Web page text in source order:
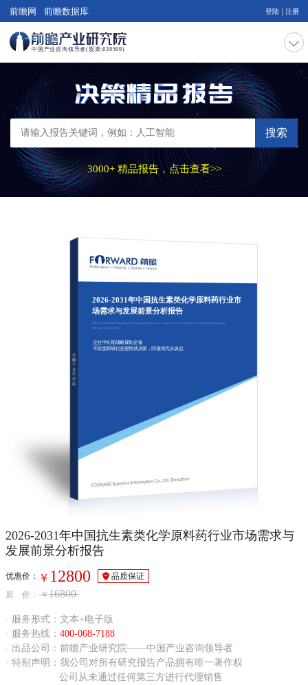
前瞻网 前瞻数据库 登陆 注册
搜索
3000+ 精品报告，点击查看>>
2026-2031年中国抗生素类化学原料药行业市
场需求与发展前景分析报告
Report of Market Demand and Prospect Analysis on China Antibiotics Chemical Raw Drug Materials
Industry(2026-2031)
企业中长期战略规划必备
不深度调研行业形势就决策，回报将无从谈起
2026-2031年中国抗生素类化学原料药行业市场需求与
发展前景分析报告
优惠价： ￥ 12800
品质保证
原 价： ￥16800
· 服务形式：文本+电子版
· 服务热线： 400-068-7188
· 出品公司：前瞻产业研究院——中国产业咨询领导者
· 特别声明：我公司对所有研究报告产品拥有唯一著作权
公司从未通过任何第三方进行代理销售